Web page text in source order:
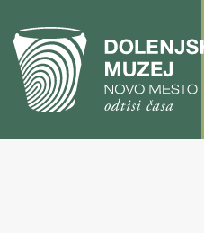
vsebinoNa
glavni
meni